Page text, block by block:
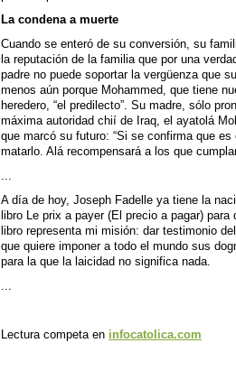
La condena a muerte
Cuando se enteró de su conversión, su
la reputación de la familia que por una
padre no puede soportar la vergüenza que
menos aún porque Mohammed, que tiene
heredero, “el predilecto”. Su madre, sólo
máxima autoridad chií de Iraq, el ayatolá
que marcó su futuro: “Si se confirma que
matarlo. Alá recompensará a los que
A día de hoy, Joseph Fadelle ya tiene la
libro Le prix a payer (El precio a pagar)
libro representa mi misión: dar testimonio
que quiere imponer a todo el mundo sus
para la que la laicidad no significa nada.
Lectura competa en infocatolica.com